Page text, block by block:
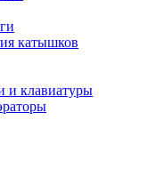
катышков
клавиатуры